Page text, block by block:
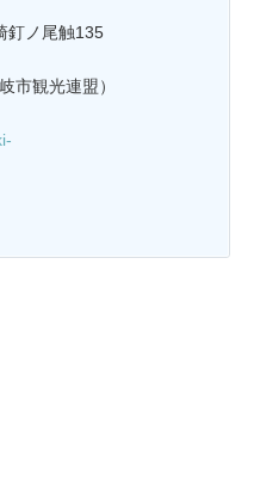
釘ノ尾触135
市観光連盟）